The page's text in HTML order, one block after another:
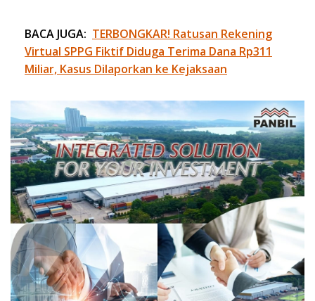
BACA JUGA: TERBONGKAR! Ratusan Rekening
Virtual SPPG Fiktif Diduga Terima Dana Rp311
Miliar, Kasus Dilaporkan ke Kejaksaan